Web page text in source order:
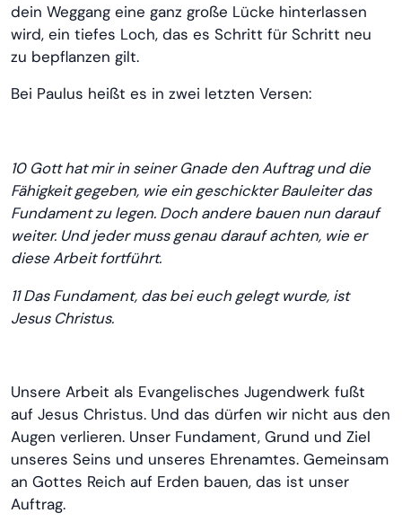
dein Weggang eine ganz große Lücke hinterlassen
wird, ein tiefes Loch, das es Schritt für Schritt neu
zu bepflanzen gilt.
Bei Paulus heißt es in zwei letzten Versen:
10 Gott hat mir in seiner Gnade den Auftrag und die
Fähigkeit gegeben, wie ein geschickter Bauleiter das
Fundament zu legen. Doch andere bauen nun darauf
weiter. Und jeder muss genau darauf achten, wie er
diese Arbeit fortführt.
11 Das Fundament, das bei euch gelegt wurde, ist
Jesus Christus.
Unsere Arbeit als Evangelisches Jugendwerk fußt
auf Jesus Christus. Und das dürfen wir nicht aus den
Augen verlieren. Unser Fundament, Grund und Ziel
unseres Seins und unseres Ehrenamtes. Gemeinsam
an Gottes Reich auf Erden bauen, das ist unser
Auftrag.